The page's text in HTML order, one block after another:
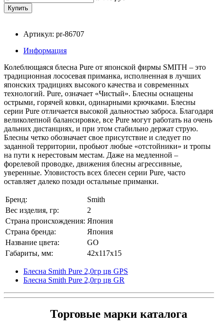
Артикул: pr-86707
Информация
Колеблющаяся блесна Pure от японской фирмы SMITH – это
традиционная лососевая приманка, исполненная в лучших
японских традициях высокого качества и современных
технологий. Pure, означает «Чистый». Блесны оснащены
острыми, горячей ковки, одинарными крючками. Блесны
серии Pure отличается высокой дальностью заброса. Благодаря
великолепной балансировке, все Pure могут работать на очень
дальних дистанциях, и при этом стабильно держат струю.
Блесны четко обозначает свое присутствие и следует по
заданной территории, пробьют любые «отстойники» и тропы
на пути к нерестовым местам. Даже на медленной –
форелевой проводке, движения блесны агрессивные,
уверенные. Уловистость всех блесен серии Pure, часто
оставляет далеко позади остальные приманки.
Бренд:
Smith
Вес изделия, гр:
2
Страна происхождения: Япония
Страна бренда:
Япония
Название цвета:
GO
Габариты, мм:
42x117x15
Блесна Smith Pure 2,0гр цв GPS
Блесна Smith Pure 2,0гр цв GR
Торговые марки каталога